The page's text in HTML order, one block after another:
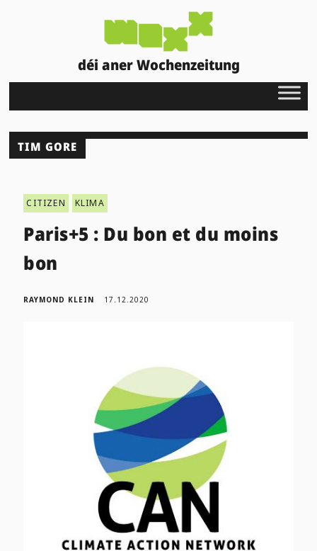
déi aner Wochenzeitung
TIM GORE
CITIZEN KLIMA
Paris+5 : Du bon et du moins
bon
RAYMOND KLEIN 17.12.2020